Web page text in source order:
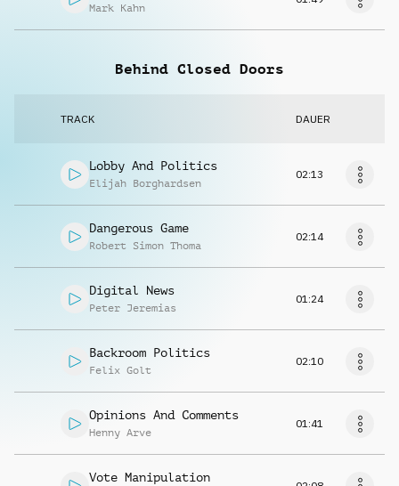
Mark Kahn
Behind Closed Doors
TRACK DAUER
Lobby And Politics
Elijah Borghardsen
02:13
Dangerous Game
Robert Simon Thoma
02:14
Digital News
Peter Jeremias
01:24
Backroom Politics
Felix Golt
02:10
Opinions And Comments
Henny Arve
01:41
Vote Manipulation